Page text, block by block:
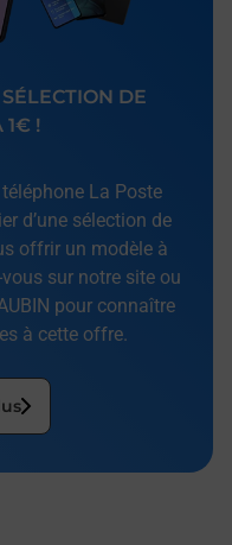
DE
1€ !
La Poste
d’une sélection de
offrir un modèle à
sur notre site ou
pour connaître
à cette offre.